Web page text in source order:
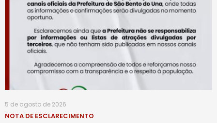
5 de agosto de 2026
NOTA DE ESCLARECIMENTO